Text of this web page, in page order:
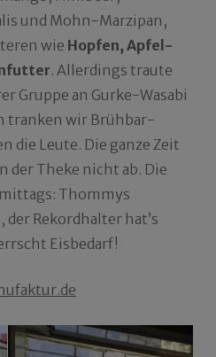
und Mohn-Marzipan,
wie Hopfen, Apfel-
. Allerdings traute
Gruppe an Gurke-Wasabi
tranken wir Brühbar-
die Leute. Die ganze Zeit
der Theke nicht ab. Die
Thommys
Rekordhalter hat’s
Eisbedarf!